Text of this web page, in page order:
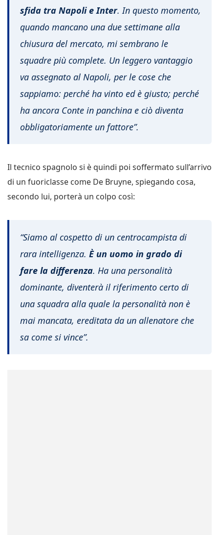
sfida tra Napoli e Inter. In questo momento,
quando mancano una due settimane alla
chiusura del mercato, mi sembrano le
squadre più complete. Un leggero vantaggio
va assegnato al Napoli, per le cose che
sappiamo: perché ha vinto ed è giusto; perché
ha ancora Conte in panchina e ciò diventa
obbligatoriamente un fattore”.
Il tecnico spagnolo si è quindi poi soffermato sull’arrivo
di un fuoriclasse come De Bruyne, spiegando cosa,
secondo lui, porterà un colpo così:
“Siamo al cospetto di un centrocampista di
rara intelligenza. È un uomo in grado di
fare la differenza. Ha una personalità
dominante, diventerà il riferimento certo di
una squadra alla quale la personalità non è
mai mancata, ereditata da un allenatore che
sa come si vince”.